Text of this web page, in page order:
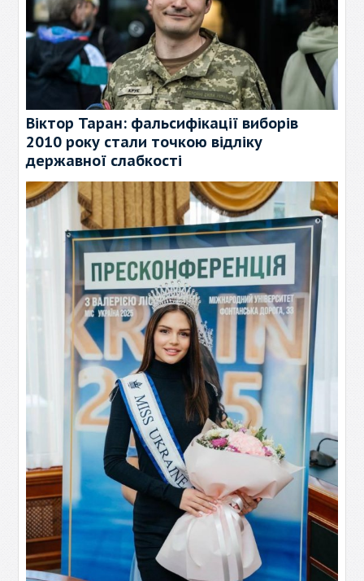
Віктор Таран: фальсифікації виборів
2010 року стали точкою відліку
державної слабкості